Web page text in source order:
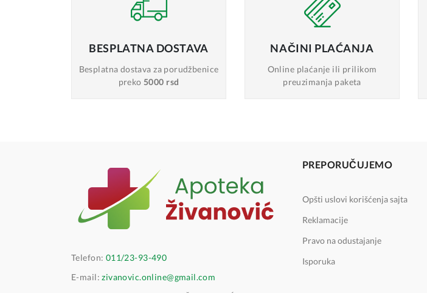
BESPLATNA DOSTAVA
Besplatna dostavaza porudžbenice
preko 5000 rsd
NAČINI PLAĆANJA
Online plaćanje ili prilikom
preuzimanja paketa
Telefon: 011/23-93-490
E-mail:zivanovic.online@gmail.com
PREPORUČUJEMO
Opšti uslovi korišćenja sajta
Reklamacije
Pravo na odustajanje
Isporuka